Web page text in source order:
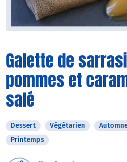
Galette de
pommes et
salé
Dessert Végétarien
Printemps